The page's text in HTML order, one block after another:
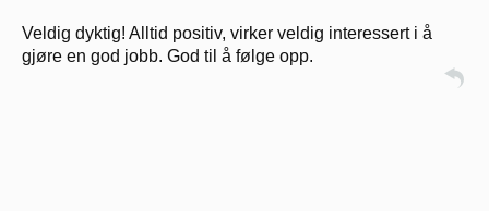
Veldig dyktig! Alltid positiv, virker veldig interessert i å
gjøre en god jobb. God til å følge opp.